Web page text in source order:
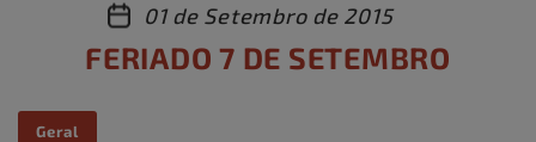
01 de Setembro de 2015
FERIADO 7 DE SETEMBRO
Geral